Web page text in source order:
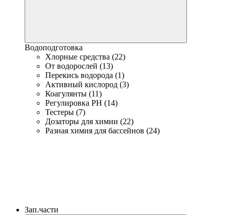
Водоподготовка
Хлорные средства (22)
От водорослей (13)
Перекись водорода (1)
Активный кислород (3)
Коагулянты (11)
Регулировка PH (14)
Тестеры (7)
Дозаторы для химии (22)
Разная химия для бассейнов (24)
Зап.части